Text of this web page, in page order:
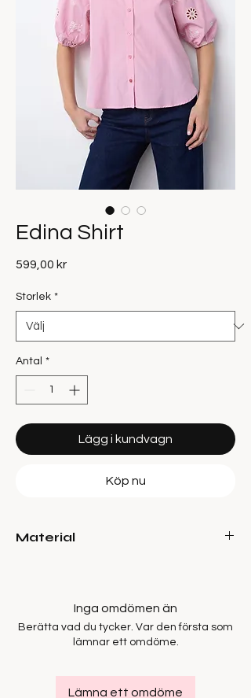
Edina Shirt
599,00 krPris
Storlek *
Antal *
Lägg i kundvagn
Köp nu
Material
Inga omdömen än
Berätta vad du tycker. Var den första som
lämnar ett omdöme.
Lämna ett omdöme